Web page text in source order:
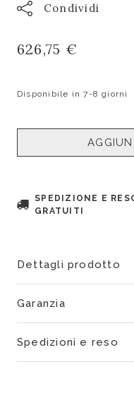
Condividi
626,75 €
Disponibile in 7-8 giorni
SPEDIZIONE E
GRATUITI
Dettagli prodotto
Garanzia
Spedizioni e reso